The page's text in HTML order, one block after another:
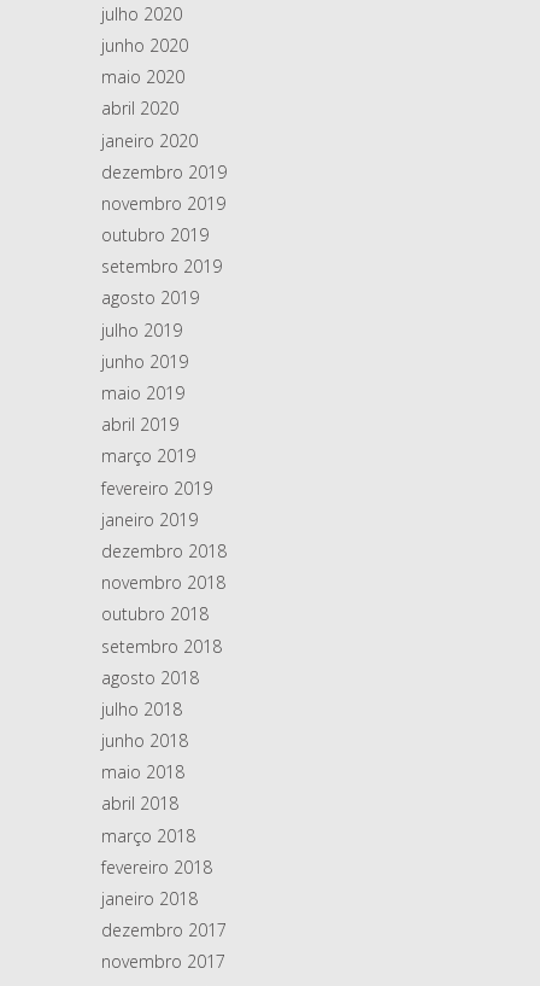
julho 2020
junho 2020
maio 2020
abril 2020
janeiro 2020
dezembro 2019
novembro 2019
outubro 2019
setembro 2019
agosto 2019
julho 2019
junho 2019
maio 2019
abril 2019
março 2019
fevereiro 2019
janeiro 2019
dezembro 2018
novembro 2018
outubro 2018
setembro 2018
agosto 2018
julho 2018
junho 2018
maio 2018
abril 2018
março 2018
fevereiro 2018
janeiro 2018
dezembro 2017
novembro 2017